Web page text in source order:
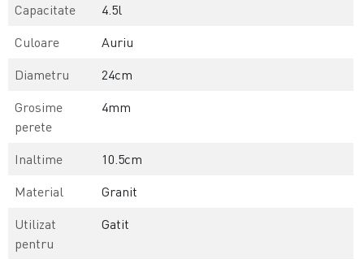
Capacitate
4.5l
Culoare
Auriu
Diametru
24cm
Grosime
perete
4mm
Inaltime
10.5cm
Material
Granit
Utilizat
pentru
Gatit